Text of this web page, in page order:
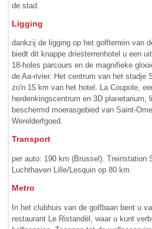
de stad.
Ligging
dankzij de ligging op het golfterrein van
biedt dit knappe driesterrenhotel u een
18-holes parcours en de magnifieke
de Aa-rivier. Het centrum van het stadje
zo'n 15 km van het hotel. La Coupole,
herdenkingscentrum en 3D planetarium,
beschermd moerasgebied van Saint-
Werelderfgoed.
Transport
per auto: 190 km (Brussel). Treinstation
Luchthaven Lille/Lesquin op 80 km.
Metro
In het clubhuis van de golfbaan bent u
restaurant Le Ristandèl, waar u kunt